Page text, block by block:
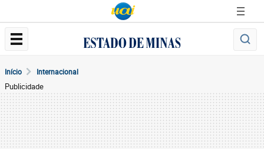
Início Internacional
Publicidade